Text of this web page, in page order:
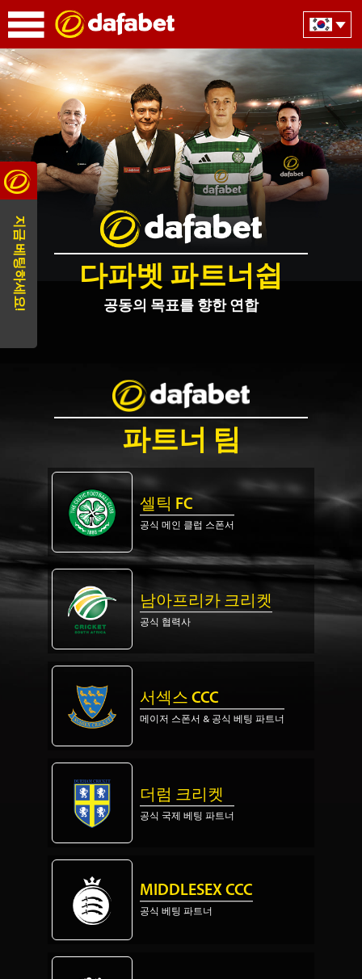
다파벳 파트너쉽
공동의 목표를 향한 연합
파트너 팀
셀틱 FC
공식 메인 클럽 스폰서
남아프리카 크리켓
공식 협력사
서섹스 CCC
메이저 스폰서 & 공식 베팅 파트너
더럼 크리켓
공식 국제 베팅 파트너
MIDDLESEX CCC
공식 베팅 파트너
지금 베팅하세요!